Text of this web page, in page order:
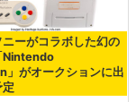
ーがコラボした幻の
Nintendo
」がオークションに出